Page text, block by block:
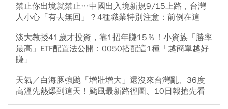
禁止你出境就禁止…中國出入境新規9/15上路，台灣
人小心「有去無回」？4種職業特別注意：前例在這
淡大教授41歲才投資，靠1招年賺15％！小資族「勝率
最高」ETF配置法公開：0050搭配這1種「越簡單越好
賺」
天氣／白海豚強颱「增壯增大」還沒來台灣亂、36度
高溫先熱爆到這天！颱風最新路徑圖、10日報搶先看